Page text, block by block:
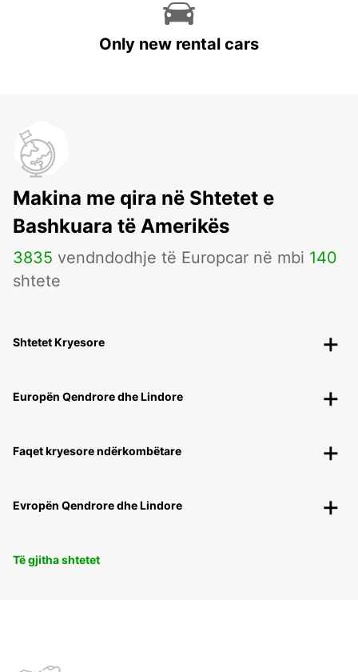
Only new rental cars
Makina me qira në Shtetet e
Bashkuara të Amerikës
3835 vendndodhje të Europcar në mbi 140
shtete
Shtetet Kryesore
Europën Qendrore dhe Lindore
Faqet kryesore ndërkombëtare
Evropën Qendrore dhe Lindore
Të gjitha shtetet